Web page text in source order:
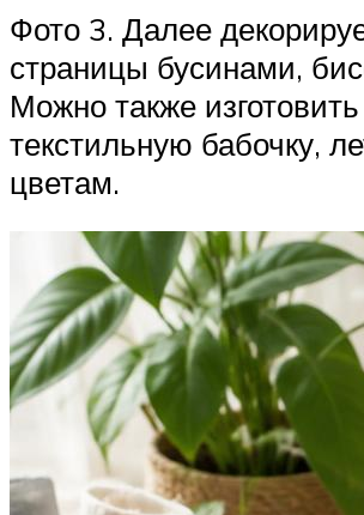
Фото 3. Далее
страницы бусинами,
Можно также изготовить
текстильную бабочку,
цветам.